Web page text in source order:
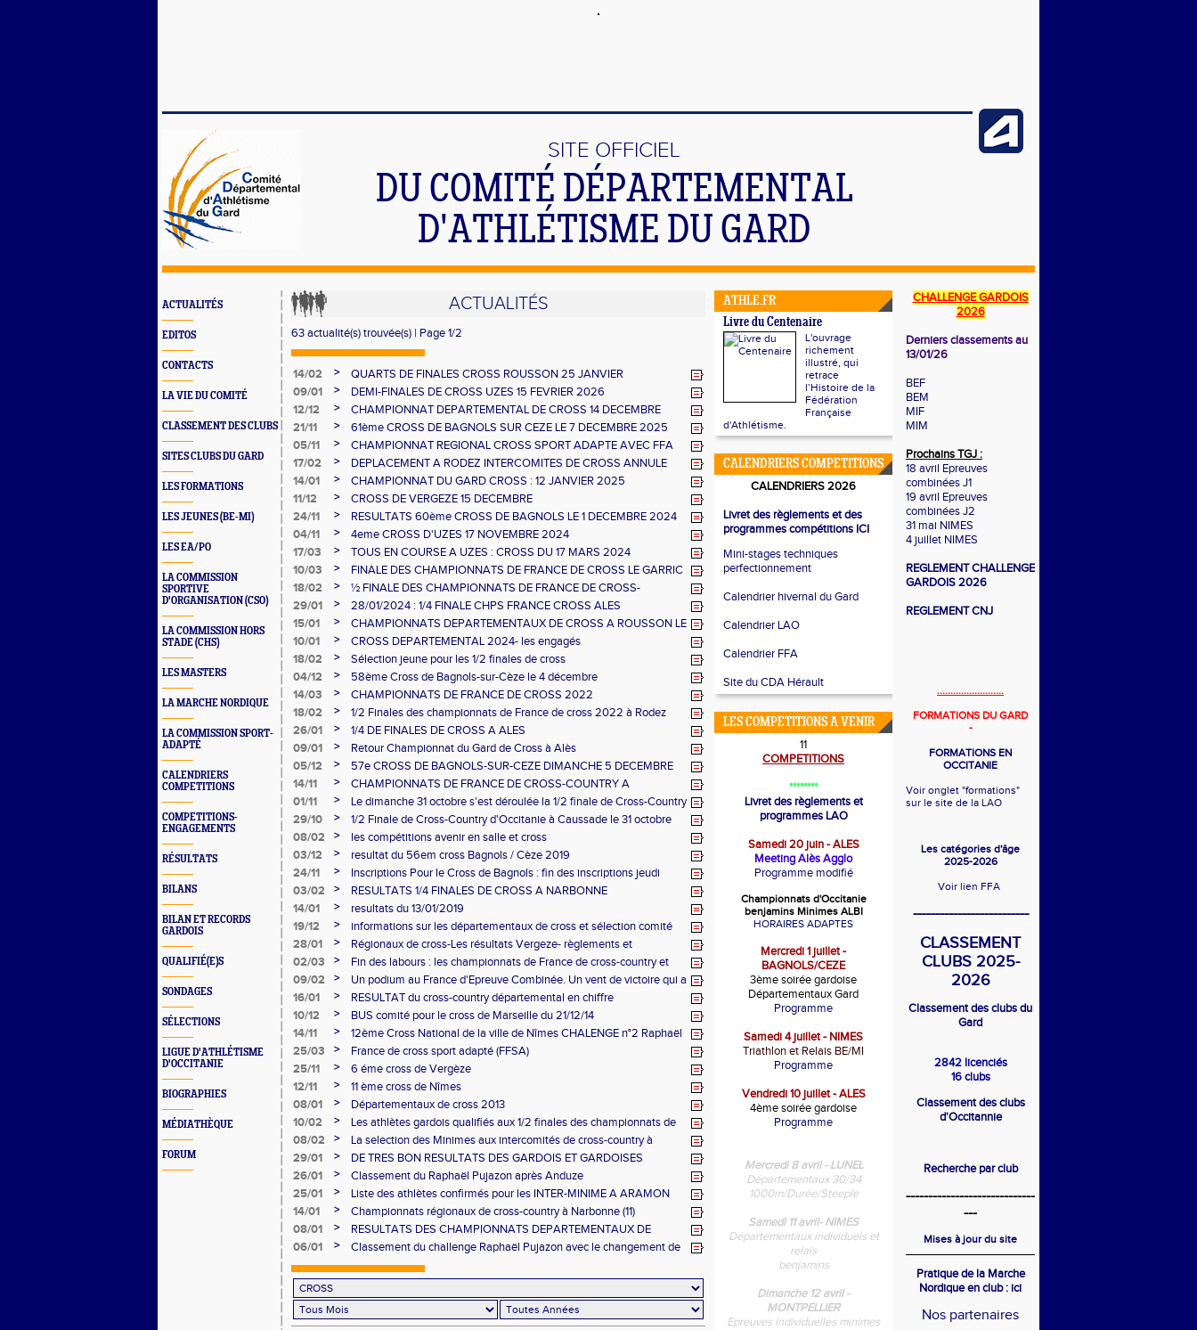
SITE OFFICIEL
DU COMITÉ DÉPARTEMENTAL
D'ATHLÉTISME DU GARD
ACTUALITÉS
EDITOS
CONTACTS
LA VIE DU COMITÉ
CLASSEMENT DES CLUBS
SITES CLUBS DU GARD
LES FORMATIONS
LES JEUNES (BE-MI)
LES EA/PO
LA COMMISSION
SPORTIVE
D'ORGANISATION (CSO)
LA COMMISSION HORS
STADE (CHS)
LES MASTERS
LA MARCHE NORDIQUE
LA COMMISSION SPORT-
ADAPTÉ
CALENDRIERS
COMPETITIONS
COMPETITIONS-
ENGAGEMENTS
RÉSULTATS
BILANS
BILAN ET RECORDS
GARDOIS
QUALIFIÉ(E)S
SONDAGES
SÉLECTIONS
LIGUE D'ATHLÉTISME
D'OCCITANIE
BIOGRAPHIES
MÉDIATHÈQUE
FORUM
ACTUALITÉS
63 actualité(s) trouvée(s) | Page 1/2
14/02 >
QUARTS DE FINALES CROSS ROUSSON 25 JANVIER
09/01
>
DEMI-FINALES DE CROSS UZES 15 FEVRIER 2026
12/12
>
CHAMPIONNAT DEPARTEMENTAL DE CROSS 14 DECEMBRE
VERGEZE
21/11 >
61ème CROSS DE BAGNOLS SUR CEZE LE 7 DECEMBRE 2025
05/11
>
CHAMPIONNAT REGIONAL CROSS SPORT ADAPTE AVEC FFA
17/02
>
DEPLACEMENT A RODEZ INTERCOMITES DE CROSS ANNULE
14/01
>
CHAMPIONNAT DU GARD CROSS : 12 JANVIER 2025
MEJANNES-LE-CLAP
11/12 >
CROSS DE VERGEZE 15 DECEMBRE
24/11
>
RESULTATS 60ème CROSS DE BAGNOLS LE 1 DECEMBRE 2024
04/11
>
4eme CROSS D'UZES 17 NOVEMBRE 2024
17/03
>
TOUS EN COURSE A UZES : CROSS DU 17 MARS 2024
10/03
>
FINALE DES CHAMPIONNATS DE FRANCE DE CROSS LE GARRIC
10 MARS 2024
18/02 >
½ FINALE DES CHAMPIONNATS DE FRANCE DE CROSS-
COUNTRY CHAMPIONNATS D’OCCITANIE
29/01 >
28/01/2024 : 1/4 FINALE CHPS FRANCE CROSS ALES
15/01
>
CHAMPIONNATS DEPARTEMENTAUX DE CROSS A ROUSSON LE
14 JANVIER 2024
10/01 >
CROSS DEPARTEMENTAL 2024- les engagés
18/02
>
Sélection jeune pour les 1/2 finales de cross
04/12
>
58ème Cross de Bagnols-sur-Cèze le 4 décembre
14/03
>
CHAMPIONNATS DE FRANCE DE CROSS 2022
18/02
>
1/2 Finales des championnats de France de cross 2022 à Rodez
26/01
>
1/4 DE FINALES DE CROSS A ALES
09/01
>
Retour Championnat du Gard de Cross à Alès
05/12
>
57e CROSS DE BAGNOLS-SUR-CEZE DIMANCHE 5 DECEMBRE
14/11
>
CHAMPIONNATS DE FRANCE DE CROSS-COUNTRY A
MONTAUBAN
01/11 >
Le dimanche 31 octobre s'est déroulée la 1/2 finale de Cross-Country
d'Occitanie à Caussade
29/10 >
1/2 Finale de Cross-Country d'Occitanie à Caussade le 31 octobre
08/02
>
les compétitions avenir en salle et cross
03/12
>
resultat du 56em cross Bagnols / Cèze 2019
24/11
>
Inscriptions Pour le Cross de Bagnols : fin des inscriptions jeudi
20h00
03/02 >
RESULTATS 1/4 FINALES DE CROSS A NARBONNE
14/01
>
resultats du 13/01/2019
19/12
>
informations sur les départementaux de cross et sélection comité
28/01
>
Régionaux de cross-Les résultats Vergeze- règlements et
engagements Alès
02/03 >
Fin des labours : les championnats de France de cross-country et
Brignon
09/02 >
Un podium au France d'Epreuve Combinée. Un vent de victoire qui a
soufflé sur Aramon. Un magnifique Kid's athlé en salle
16/01 >
RESULTAT du cross-country départemental en chiffre
10/12
>
BUS comité pour le cross de Marseille du 21/12/14
14/11
>
12ème Cross National de la ville de Nîmes CHALENGE n°2 Raphaël
Pujazon
25/03 >
France de cross sport adapté (FFSA)
25/11
>
6 éme cross de Vergèze
12/11
>
11 ème cross de Nîmes
08/01
>
Départementaux de cross 2013
10/02
>
Les athlètes gardois qualifiés aux 1/2 finales des championnats de
France de cross à Aramon
08/02 >
La selection des Minimes aux intercomités de cross-country à
Aramon
29/01 >
DE TRES BON RESULTATS DES GARDOIS ET GARDOISES
26/01
>
Classement du Raphaël Pujazon après Anduze
25/01
>
Liste des athlètes confirmés pour les INTER-MINIME A ARAMON
14/01
>
Championnats régionaux de cross-country à Narbonne (11)
08/01
>
RESULTATS DES CHAMPIONNATS DEPARTEMENTAUX DE
CROSS A ARAMON
06/01 >
Classement du challenge Raphaël Pujazon avec le changement de
ATHLE.FR
Livre du Centenaire
L'ouvrage
richement
illustré, qui
retrace
l’Histoire de la
Fédération
Française
d'Athlétisme.
CALENDRIERS COMPETITIONS
CALENDRIERS 2026
Livret des règlements et des
programmes compétitions ICI
Mini-stages techniques
perfectionnement
Calendrier hivernal du Gard
Calendrier LAO
Calendrier FFA
Site du CDA Hérault
LES COMPETITIONS A VENIR
11
COMPETITIONS
********
Livret des règlements et
programmes LAO
Samedi 20 juin - ALES
Meeting Alès Agglo
Programme modifié
Championnats d'Occitanie
benjamins Minimes ALBI
HORAIRES ADAPTES
Mercredi 1 juillet -
BAGNOLS/CEZE
3ème soirée gardoise
Départementaux Gard
Programme
Samedi 4 juillet - NIMES
Triathlon et Relais BE/MI
Programme
Vendredi 10 juillet - ALES
4ème soirée gardoise
Programme
Mercredi 8 avril - LUNEL
Départementaux 30/34
1000m/Durée/Steeple
Samedi 11 avril- NIMES
Départementaux individuels et
relais
benjamins
Dimanche 12 avril -
MONTPELLIER
Epreuves individuelles minimes
CHALLENGE GARDOIS
2026
Derniers classements au
13/01/26
BEF
BEM
MIF
MIM
Prochains TGJ :
18 avril Epreuves
combinées J1
19 avril Epreuves
combinées J2
31 mai NIMES
4 juillet NIMES
REGLEMENT CHALLENGE
GARDOIS 2026
REGLEMENT CNJ
.........................
FORMATIONS DU GARD
-
FORMATIONS EN
OCCITANIE
Voir onglet "formations"
sur le site de la LAO
Les catégories d'âge
2025-2026
Voir lien FFA
--------------------------
CLASSEMENT
CLUBS 2025-
2026
Classement des clubs du
Gard
2842 licenciés
16 clubs
Classement des clubs
d'Occitannie
Recherche par club
-----------------------------
---
Mises à jour du site
Pratique de la Marche
Nordiqueen club : ici
Nos partenaires